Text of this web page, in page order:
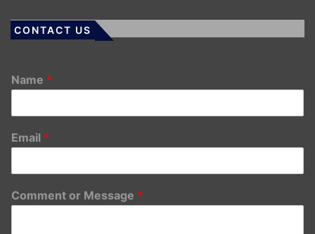
CONTACT US
Name *
Email *
Comment or Message *